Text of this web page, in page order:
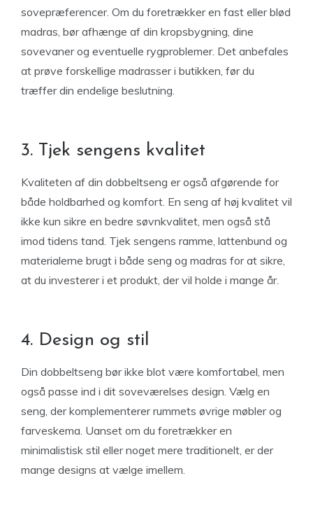
sovepræferencer. Om du foretrækker en fast eller blød
madras, bør afhænge af din kropsbygning, dine
sovevaner og eventuelle rygproblemer. Det anbefales
at prøve forskellige madrasser i butikken, før du
træffer din endelige beslutning.
3. Tjek sengens kvalitet
Kvaliteten af din dobbeltseng er også afgørende for
både holdbarhed og komfort. En seng af høj kvalitet vil
ikke kun sikre en bedre søvnkvalitet, men også stå
imod tidens tand. Tjek sengens ramme, lattenbund og
materialerne brugt i både seng og madras for at sikre,
at du investerer i et produkt, der vil holde i mange år.
4. Design og stil
Din dobbeltseng bør ikke blot være komfortabel, men
også passe ind i dit soveværelses design. Vælg en
seng, der komplementerer rummets øvrige møbler og
farveskema. Uanset om du foretrækker en
minimalistisk stil eller noget mere traditionelt, er der
mange designs at vælge imellem.